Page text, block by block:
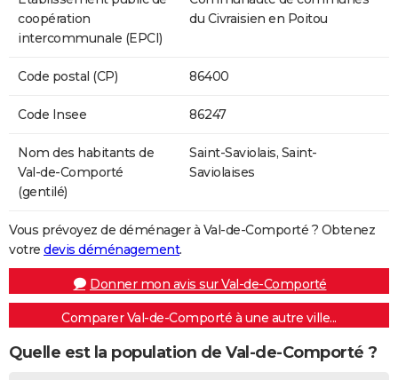
coopération
intercommunale (EPCI)
du Civraisien en Poitou
Code postal (CP) 86400
Code Insee 86247
Nom des habitants de
Val-de-Comporté
(gentilé)
Saint-Saviolais, Saint-
Saviolaises
Vous prévoyez de déménager à Val-de-Comporté ? Obtenez
votre devis déménagement.
Donner mon avis sur Val-de-Comporté
Comparer Val-de-Comporté à une autre ville...
Quelle est la population de Val-de-Comporté ?